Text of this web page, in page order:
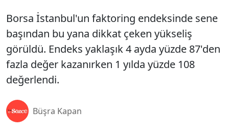
Borsa İstanbul'un faktoring endeksinde sene
başından bu yana dikkat çeken yükseliş
görüldü. Endeks yaklaşık 4 ayda yüzde 87'den
fazla değer kazanırken 1 yılda yüzde 108
değerlendi.
Büşra Kapan